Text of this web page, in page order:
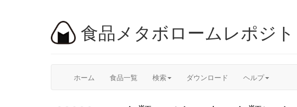
食品メタボロームレポジト
ホーム 食品一覧 検索 ダウンロード ヘルプ